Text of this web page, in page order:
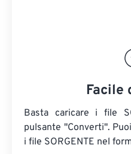
Facile
Basta caricare i file
pulsante "Converti".
i file SORGENTE nel